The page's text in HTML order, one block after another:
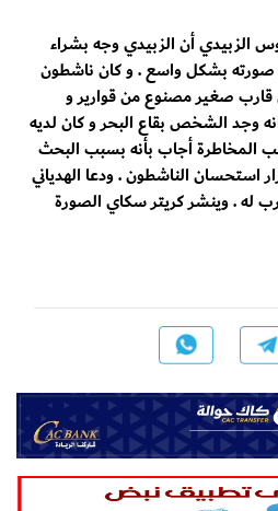
الزبيدي أن الزبيدي وجه بشراء
صورته بشكل واسع . و كان ناشطون
قارب صغير مصنوع من قوارير و
وجد الشخص بقاع البحر و كان لديه
المخاطرة أجاب بأنه بسبب البحث
استحسان الناشطون . ودعا الهدياني
له . وينشر كريتر سكاي الصورة